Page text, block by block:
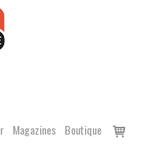
Magazines Boutique
Voir